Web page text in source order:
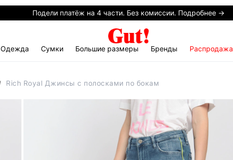
Подели платёж на 4 части. Без комиссии. Подробнее →
Одежда Сумки Большие размеры Бренды Распродажа
Rich Royal Джинсы с полосками по бокам